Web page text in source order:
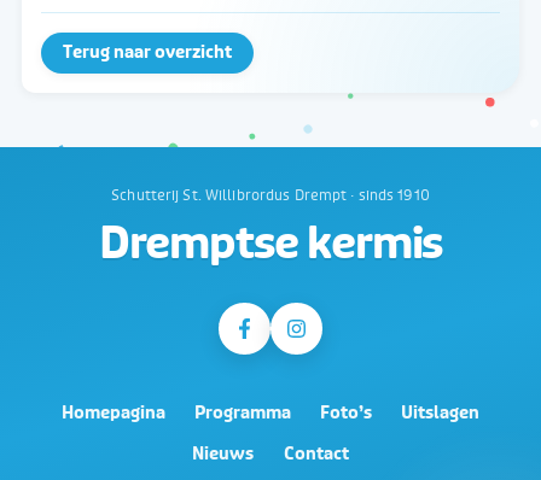
Terug naar overzicht
Schutterij St. Willibrordus Drempt · sinds 1910
Dremptse kermis
Homepagina Programma Foto’s
Uitslagen
Nieuws
Contact